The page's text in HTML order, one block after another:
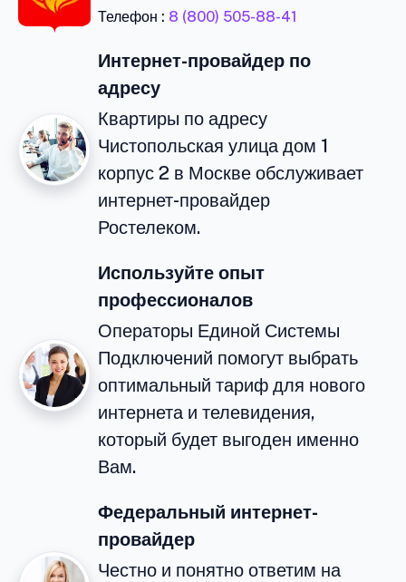
Телефон : 8 (800) 505-88-41
Интернет-провайдер по
адресу
Квартиры по адресу
Чистопольская улица дом 1
корпус 2 в Москве обслуживает
интернет-провайдер
Ростелеком.
Используйте опыт
профессионалов
Операторы Единой Системы
Подключений помогут выбрать
оптимальный тариф для нового
интернета и телевидения,
который будет выгоден именно
Вам.
Федеральный интернет-
провайдер
Честно и понятно ответим на